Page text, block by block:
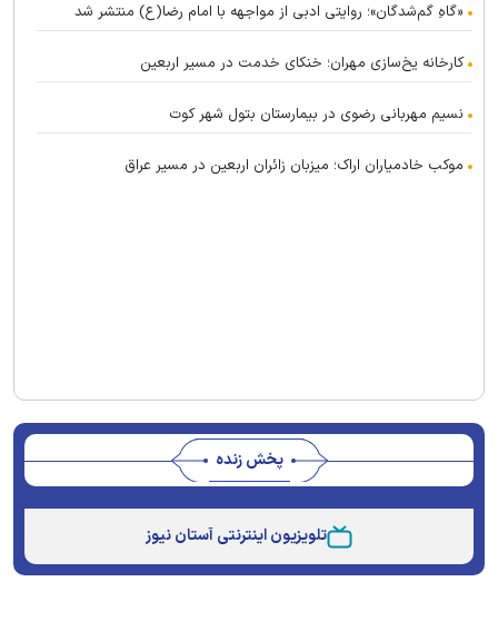
«گاهِ گم‌شدگان»؛ روایتی ادبی از مواجهه با امام رضا(ع) منتشر شد
کارخانه یخ‌سازی مهران؛ خنکای خدمت در مسیر اربعین
نسیم مهربانی رضوی در بیمارستان بتول شهر کوت
موکب خادمیاران اراک؛ میزبان زائران اربعین در مسیر عراق
پخش زنده
window.
The media could not be loaded, either because the
server or network failed or because the format is not
تلویزیون اینترنتی آستان نیوز